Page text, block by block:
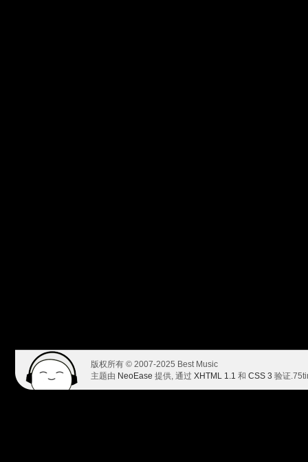
版权所有 © 2007-2025 Best Music
主题由 NeoEase 提供, 通过 XHTML 1.1 和 CSS 3 验证.